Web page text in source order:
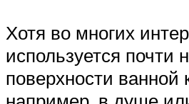
Хотя во многих
используется почти
поверхности ванной